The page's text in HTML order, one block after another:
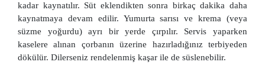
kadar kaynatılır. Süt eklendikten sonra birkaç dakika daha
kaynatmaya devam edilir. Yumurta sarısı ve krema (veya
süzme yoğurdu) ayrı bir yerde çırpılır. Servis yaparken
kaselere alınan çorbanın üzerine hazırladığınız terbiyeden
dökülür. Dilerseniz rendelenmiş kaşar ile de süslenebilir.